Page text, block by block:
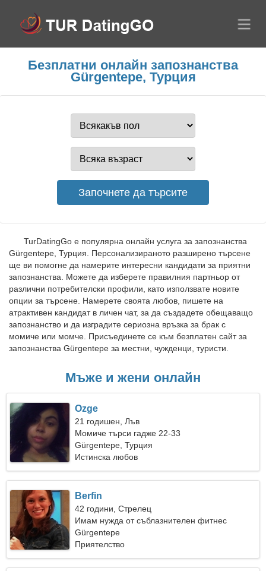
Безплатни онлайн запознанства
Gürgentepe, Турция
TurDatingGo е популярна онлайн услуга за запознанства
Gürgentepe, Турция. Персонализираното разширено търсене
ще ви помогне да намерите интересни кандидати за приятни
запознанства. Можете да изберете правилния партньор от
различни потребителски профили, като използвате новите
опции за търсене. Намерете своята любов, пишете на
атрактивен кандидат в личен чат, за да създадете обещаващо
запознанство и да изградите сериозна връзка за брак с
момиче или момче. Присъединете се към безплатен сайт за
запознанства Gürgentepe за местни, чужденци, туристи.
Мъже и жени онлайн
Ozge
21 годишен, Лъв
Момиче търси гадже 22-33
Gürgentepe, Турция
Истинска любов
Berfin
42 години, Стрелец
Имам нужда от съблазнителен фитнес
приятел
Gürgentepe
Приятелство